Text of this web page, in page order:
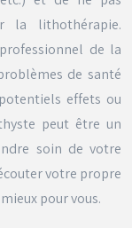
la lithothérapie.
de la
de santé
effets ou
peut être un
soin de votre
votre propre
pour vous.